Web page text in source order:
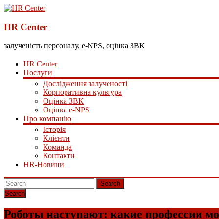
HR Center
залученість персоналу, e-NPS, оцінка ЗВК
HR Center
Послуги
Дослідження залученості
Корпоративна культура
Оцінка ЗВК
Оцінка e-NPS
Про компанію
Історія
Клієнти
Команда
Контакти
HR-Новини
Search
Роботы наступают: какие профессии